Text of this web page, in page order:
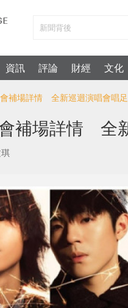
資訊 評論 財經 文化
補場詳情 全新巡迴演唱會唱
補場詳情 全